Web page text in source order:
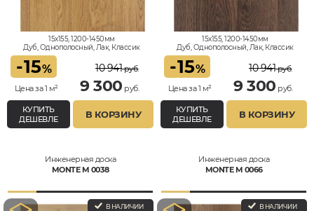
15x155, 1200-1450мм
Дуб, Однополосный, Лак, Классик
-15%
Цена за 1 м²
10 941руб.
9 300 руб.
КУПИТЬ
ДЕШЕВЛЕ
В КОРЗИНУ
15x155, 1200-1450мм
Дуб, Однополосный, Лак, Классик
-15%
Цена за 1 м²
10 941руб.
9 300 руб.
КУПИТЬ
ДЕШЕВЛЕ
В КОРЗИНУ
Инженерная доска
MONTE M 0038
В НАЛИЧИИ
Инженерная доска
MONTE M 0066
В НАЛИЧИИ